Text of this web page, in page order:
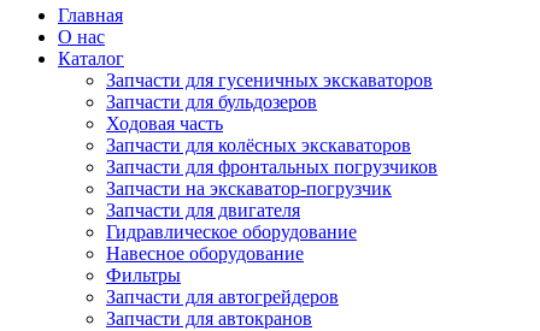
Главная
О нас
Каталог
Запчасти для гусеничных экскаваторов
Запчасти для бульдозеров
Ходовая часть
Запчасти для колёсных экскаваторов
Запчасти для фронтальных погрузчиков
Запчасти на экскаватор-погрузчик
Запчасти для двигателя
Гидравлическое оборудование
Навесное оборудование
Фильтры
Запчасти для автогрейдеров
Запчасти для автокранов